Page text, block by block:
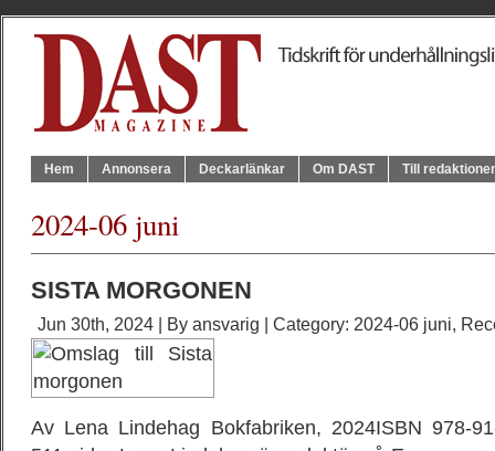
Hem Annonsera Deckarlänkar Om DAST Till
2024-06 juni
SISTA MORGONEN
Jun 30th, 2024 | By ansvarig | Category: 2024-06 juni,
Av Lena Lindehag Bokfabriken, 2024ISBN 978-